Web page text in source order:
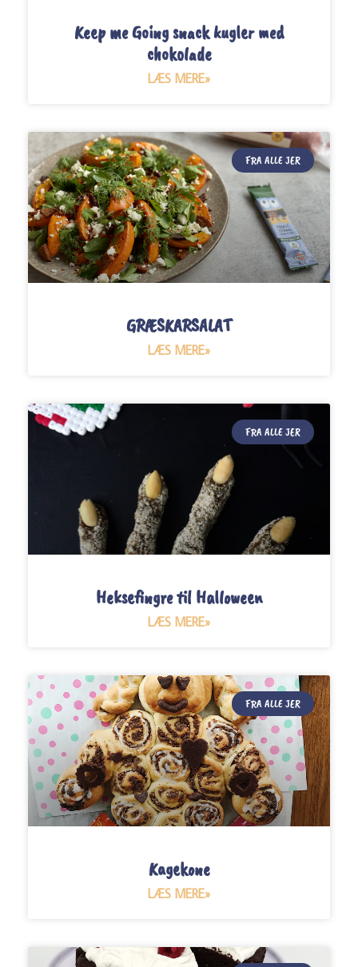
Keep me Going snack kugler med
chokolade
LÆS MERE»
FRA ALLE JER
GRÆSKARSALAT
LÆS MERE»
FRA ALLE JER
Heksefingre til Halloween
LÆS MERE»
FRA ALLE JER
Kagekone
LÆS MERE»